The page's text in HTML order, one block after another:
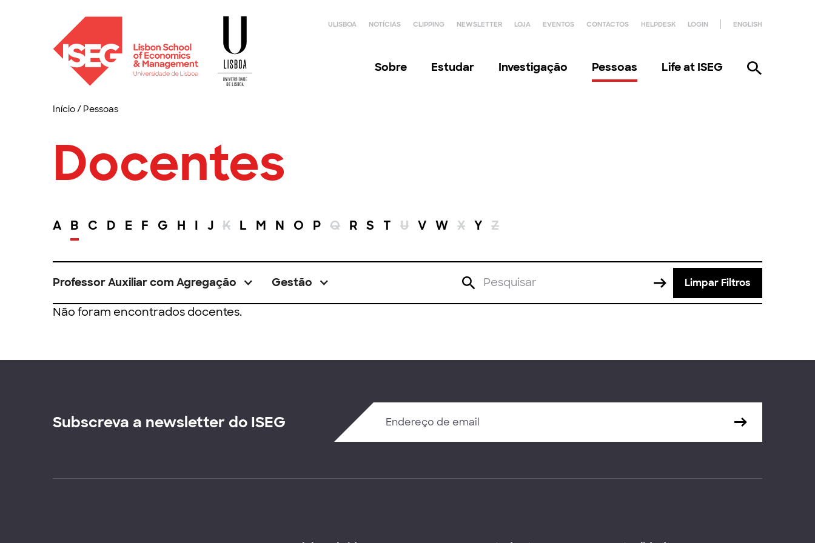
ULISBOA NOTÍCIAS CLIPPING NEWSLETTER LOJA EVENTOS CONTACTOS HELPDESK LOGIN ENGLISH
Sobre Estudar Investigação Pessoas Life at ISEG
Início/ Pessoas
Docentes
A B C D E F G H I J K L M N O P Q R S T U V W X Y Z
Professor Auxiliar com Agregação Gestão Limpar Filtros
Não foram encontrados docentes.
Subscreva a newsletter do ISEG